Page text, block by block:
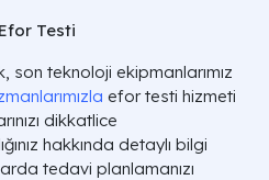
Testi
son teknoloji ekipmanlarımız
efor testi hizmeti
dikkatlice
hakkında detaylı bilgi
tedavi planlamanızı